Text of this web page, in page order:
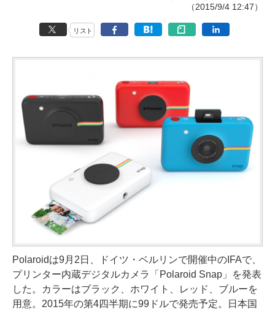
（2015/9/4 12:47）
リスト
Polaroidは9月2日、ドイツ・ベルリンで開催中のIFAで、
プリンター内蔵デジタルカメラ「Polaroid Snap」を発表
した。カラーはブラック、ホワイト、レッド、ブルーを
用意。2015年の第4四半期に99ドルで発売予定。日本国